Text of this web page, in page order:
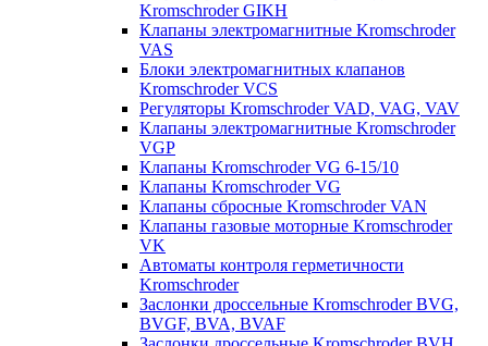
Kromschroder GIKH
Клапаны электромагнитные Kromschroder
VAS
Блоки электромагнитных клапанов
Kromschroder VCS
Регуляторы Kromschroder VAD, VAG, VAV
Клапаны электромагнитные Kromschroder
VGP
Клапаны Kromschroder VG 6-15/10
Клапаны Kromschroder VG
Клапаны сбросные Kromschroder VAN
Клапаны газовые моторные Kromschroder
VK
Автоматы контроля герметичности
Kromschroder
Заслонки дроссельные Kromschroder BVG,
BVGF, BVA, BVAF